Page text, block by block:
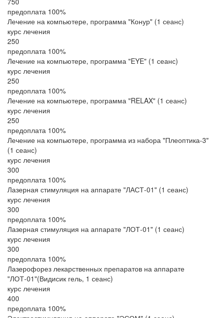
предоплата 100%
Лечение на компьютере, программа "Конур" (1 сеанс)
курс лечения
250
предоплата 100%
Лечение на компьютере, программа "EYE" (1 сеанс)
курс лечения
250
предоплата 100%
Лечение на компьютере, программа "RELAX" (1 сеанс)
курс лечения
250
предоплата 100%
Лечение на компьютере, программа из набора "Плеоптика-3"
(1 сеанс)
курс лечения
300
предоплата 100%
Лазерная стимуляция на аппарате "ЛАСТ-01" (1 сеанс)
курс лечения
300
предоплата 100%
Лазерная стимуляция на аппарате "ЛОТ-01" (1 сеанс)
курс лечения
300
предоплата 100%
Лазерофорез лекарственных препаратов на аппарате
"ЛОТ-01"(Видисик гель, 1 сеанс)
курс лечения
400
предоплата 100%